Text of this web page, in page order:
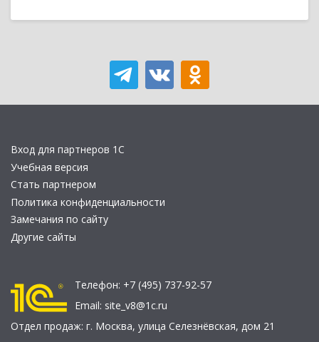
Вход для партнеров 1С
Учебная версия
Стать партнером
Политика конфиденциальности
Замечания по сайту
Другие сайты
Телефон: +7 (495) 737-92-57
Email: site_v8@1c.ru
Отдел продаж: г. Москва, улица Селезнёвская, дом 21